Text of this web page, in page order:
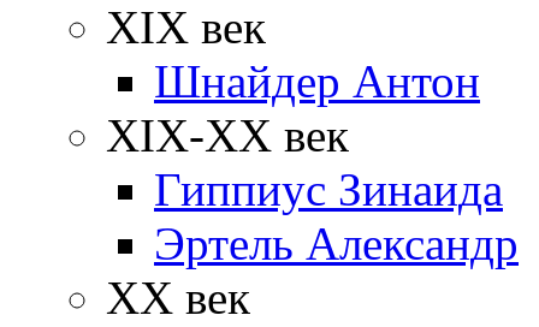
XIX век
Шнайдер Антон
XIX-XX век
Гиппиус Зинаида
Эртель Александр
XX век